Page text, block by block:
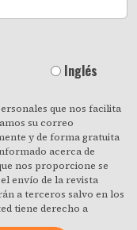
Inglés
que nos facilita
su correo
y de forma gratuita
acerca de
nos proporcione se
envío de la revista
a terceros salvo en los
tiene derecho a